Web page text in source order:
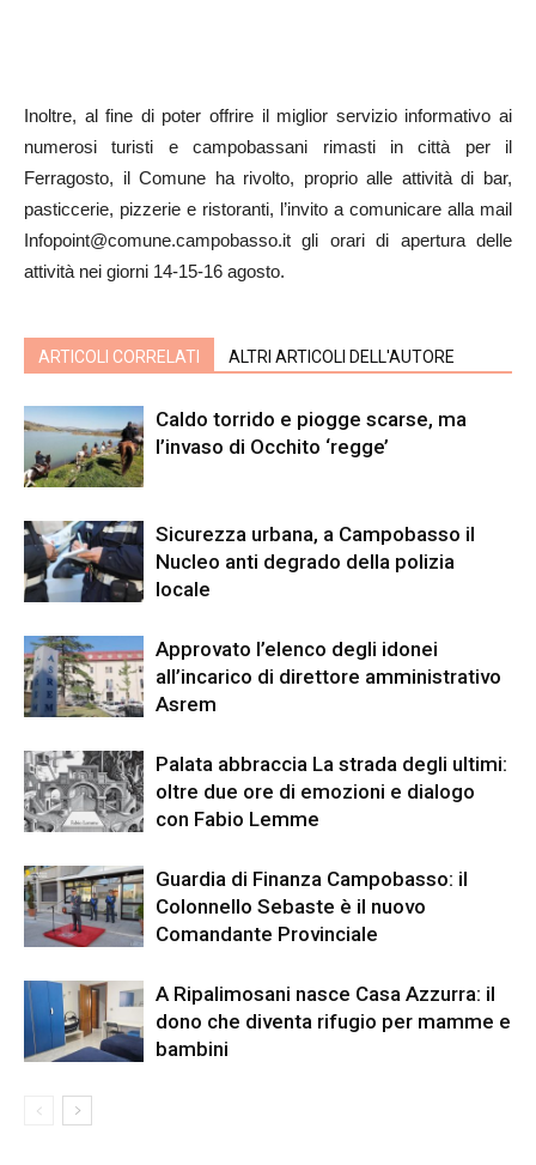
Inoltre, al fine di poter offrire il miglior servizio informativo ai
numerosi turisti e campobassani rimasti in città per il
Ferragosto, il Comune ha rivolto, proprio alle attività di bar,
pasticcerie, pizzerie e ristoranti, l’invito a comunicare alla mail
Infopoint@comune.campobasso.it gli orari di apertura delle
attività nei giorni 14-15-16 agosto.
ARTICOLI CORRELATI ALTRI ARTICOLI DELL'AUTORE
Caldo torrido e piogge scarse, ma
l’invaso di Occhito ‘regge’
Sicurezza urbana, a Campobasso il
Nucleo anti degrado della polizia
locale
Approvato l’elenco degli idonei
all’incarico di direttore amministrativo
Asrem
Palata abbraccia La strada degli ultimi:
oltre due ore di emozioni e dialogo
con Fabio Lemme
Guardia di Finanza Campobasso: il
Colonnello Sebaste è il nuovo
Comandante Provinciale
A Ripalimosani nasce Casa Azzurra: il
dono che diventa rifugio per mamme e
bambini